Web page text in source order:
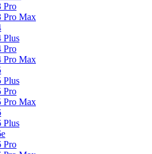
Pro
Pro Max
Plus
Pro
Pro Max
Plus
Pro
Pro Max
Plus
Pro